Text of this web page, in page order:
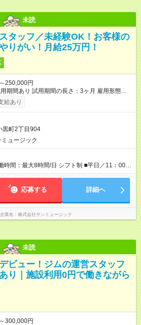
未読
タッフ／未経験OK！お客様の
りがい！月給25万円！
250,000円
用期間あり 試用期間の長さ：3ヶ月 雇用形態、
同じです。
給あり
黒町2丁目904
ュージック
時間：最大8時間/日 シフト制 ■平日／11：00～
：00 ★残業は月数回、30分～1時
応募する 詳細へ
業名 株式会社サンミュージック
未読
ビュー！ジムの運営スタッフ
り｜施設利用0円で働きながら
300,000円